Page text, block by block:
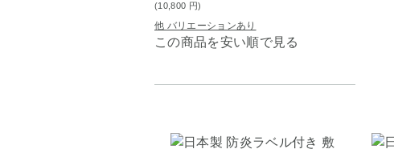
(10,800 円)
他 バリエーションあり
この商品を安い順で見る